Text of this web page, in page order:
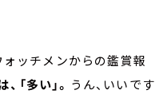
ォッチメンからの鑑賞報
「多い」。 うん、いいです